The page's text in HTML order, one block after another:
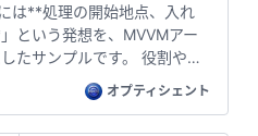
は**処理の開始地点、入れ
という発想を、MVVMアー
プルです。 役割やペ
も、**前のターンを踏まえ
文脈の扱い方」を、コマン
オプティシェント